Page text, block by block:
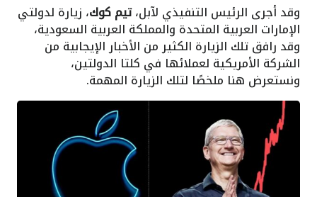
وقد أجرى الرئيس التنفيذي لآبل،تيم كوك، زيارة لدولتي
الإمارات العربية المتحدة والمملكة العربية السعودية،
وقد رافق تلك الزيارة الكثير من الأخبار الإيجابية من
الشركة الأمريكية لعملائها في كلتا الدولتين،
ونستعرض هنا ملخصًا لتلك الزيارة المهمة.